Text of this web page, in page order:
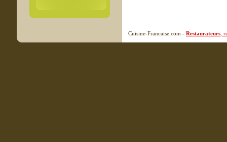
Cuisine-Francaise.com - Restaurateurs ,